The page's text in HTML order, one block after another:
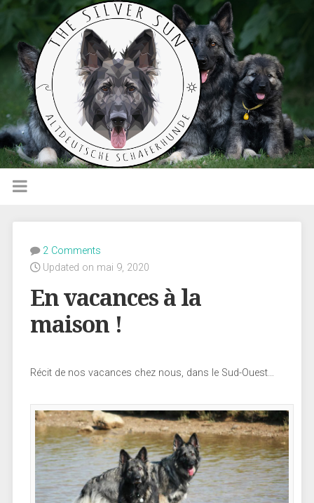
2 Comments
Updated on mai 9, 2020
En vacances à la
maison !
Récit de nos vacances chez nous, dans le Sud-Ouest…